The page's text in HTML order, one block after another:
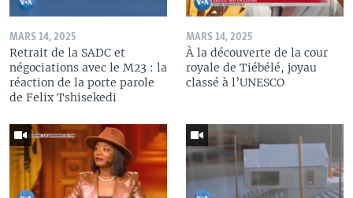
MARS 14, 2025
Retrait de la SADC et
négociations avec le M23 : la
réaction de la porte parole
de Felix Tshisekedi
MARS 14, 2025
À la découverte de la cour
royale de Tiébélé, joyau
classé à l’UNESCO